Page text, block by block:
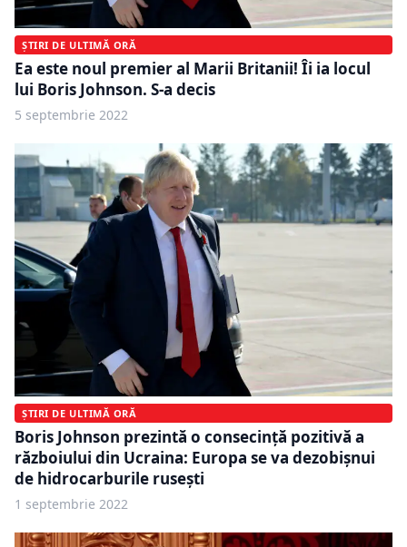
ȘTIRI DE ULTIMĂ ORĂ
Ea este noul premier al Marii Britanii! Îi ia locul
lui Boris Johnson. S-a decis
5 septembrie 2022
ȘTIRI DE ULTIMĂ ORĂ
Boris Johnson prezintă o consecință pozitivă a
războiului din Ucraina: Europa se va dezobișnui
de hidrocarburile rusești
1 septembrie 2022